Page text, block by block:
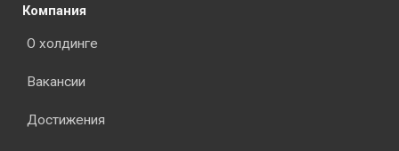
Компания
О холдинге
Вакансии
Достижения